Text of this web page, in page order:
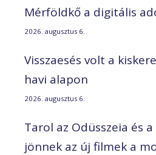
Mérföldkő a digitális
2026. augusztus 6.
Visszaesés volt a
havi alapon
2026. augusztus 6.
Tarol az Odüsszeia és
jönnek az új filmek a